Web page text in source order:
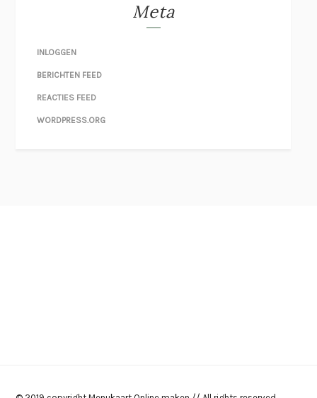
Meta
INLOGGEN
BERICHTEN FEED
REACTIES FEED
WORDPRESS.ORG